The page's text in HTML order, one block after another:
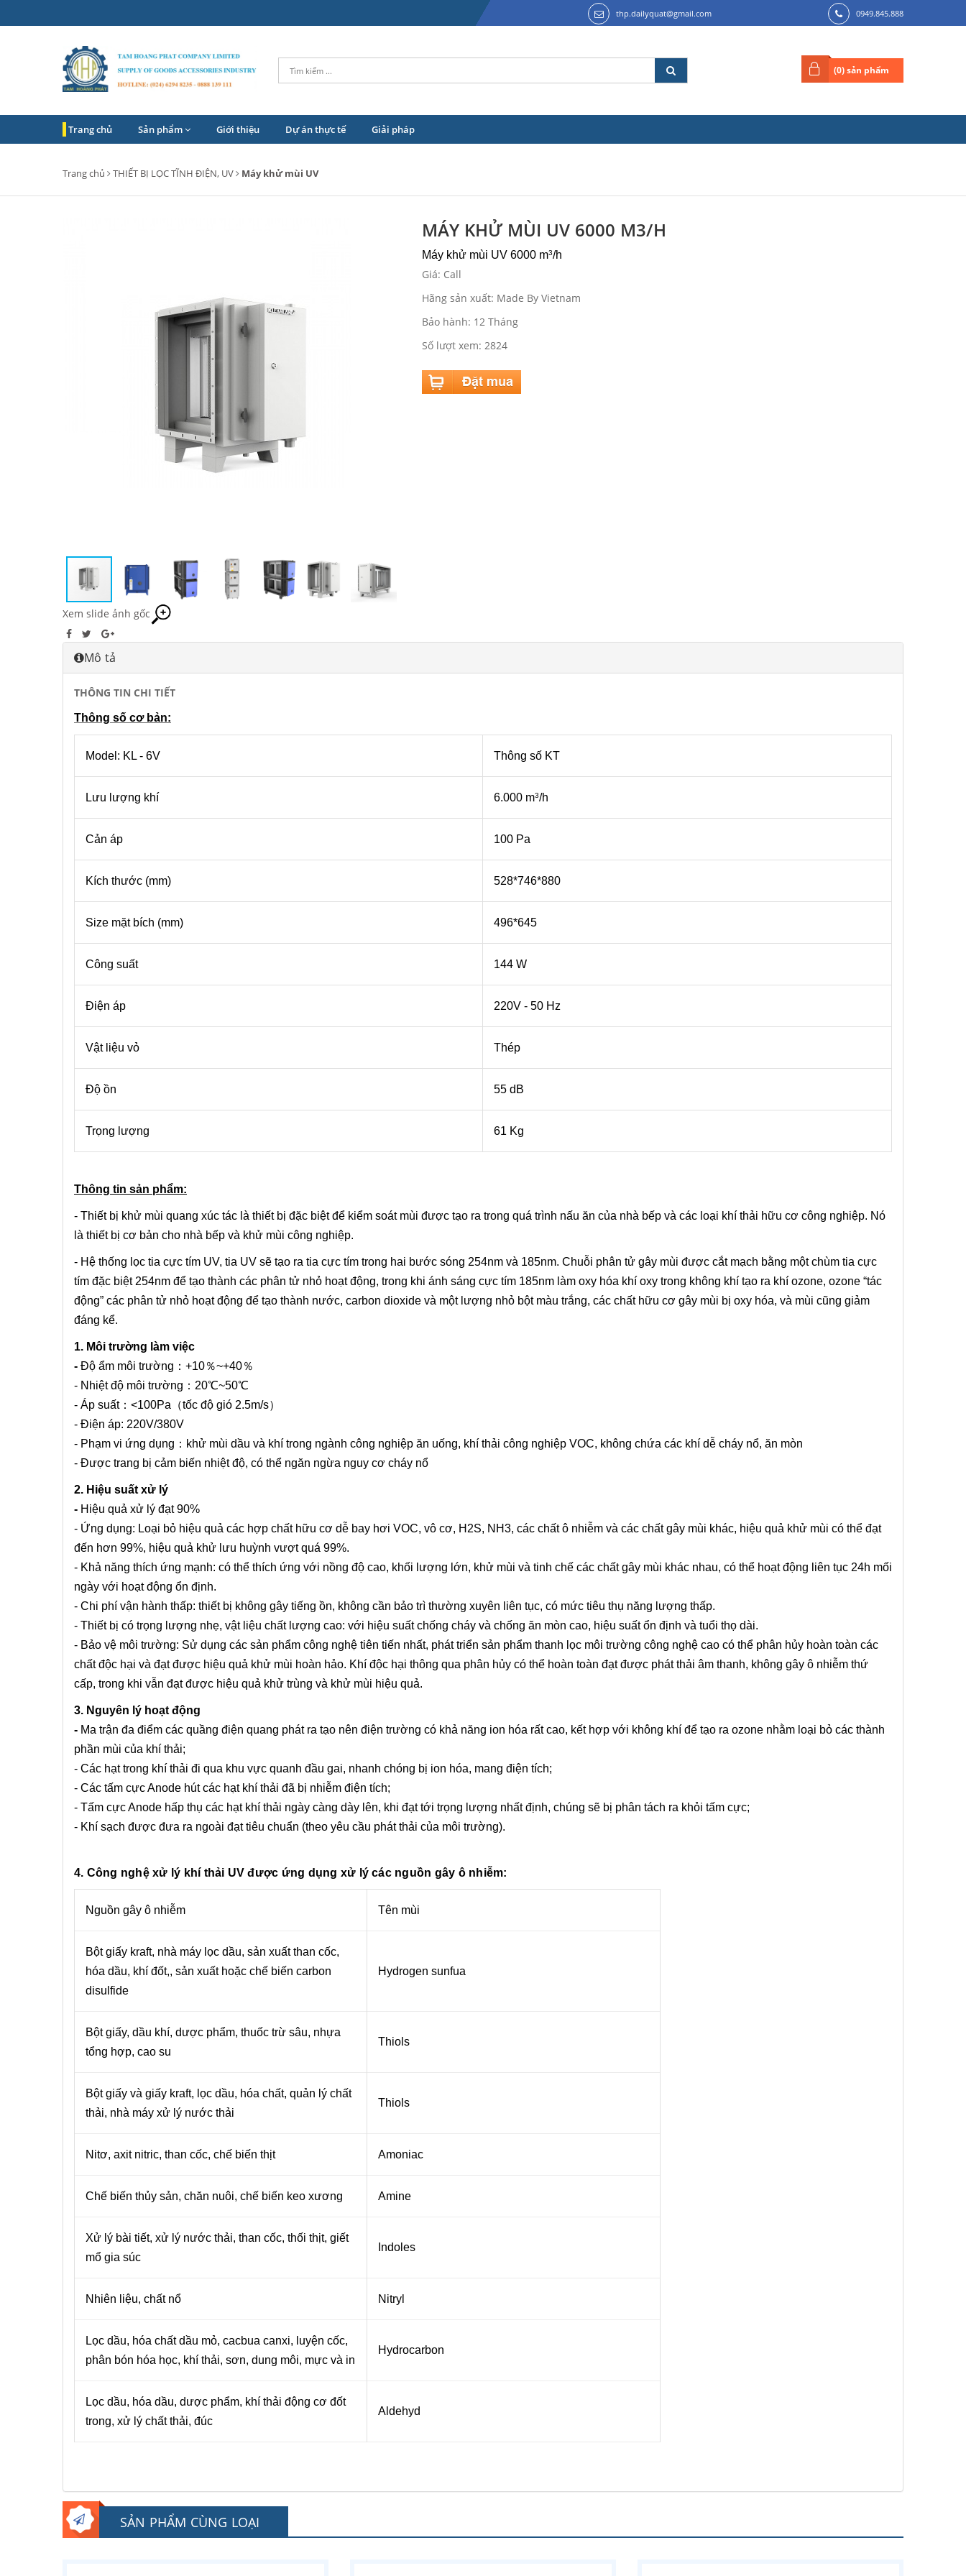
thp.dailyquat@gmail.com 0949.845.888
(0) sản phẩm
Trang chủ Sản phẩm Giới thiệu Dự án thực tế Giải pháp
Trang chủ THIẾT BỊ LỌC TĨNH ĐIỆN, UV Máy khử mùi UV
Xem slide ảnh gốc
MÁY KHỬ MÙI UV 6000 M3/H
Máy khử mùi UV 6000 m3/h
Giá: Call
Hãng sản xuất: Made By Vietnam
Bảo hành: 12 Tháng
Số lượt xem: 2824
Mô tả
THÔNG TIN CHI TIẾT
Thông số cơ bản:
Model: KL - 6V Thông số KT
Lưu lượng khí 6.000 m3/h
Cản áp 100 Pa
Kích thước (mm) 528*746*880
Size mặt bích (mm) 496*645
Công suất 144 W
Điện áp 220V - 50 Hz
Vật liệu vỏ Thép
Độ ồn 55 dB
Trọng lượng 61 Kg
Thông tin sản phẩm:
- Thiết bị khử mùi quang xúc tác là thiết bị đặc biệt để kiểm soát mùi được tạo ra trong quá trình nấu ăn của nhà bếp và các loại khí thải hữu cơ công nghiệp. Nó
là thiết bị cơ bản cho nhà bếp và khử mùi công nghiệp.
- Hệ thống lọc tia cực tím UV, tia UV sẽ tạo ra tia cực tím trong hai bước sóng 254nm và 185nm. Chuỗi phân tử gây mùi được cắt mạch bằng một chùm tia cực
tím đặc biệt 254nm để tạo thành các phân tử nhỏ hoạt động, trong khi ánh sáng cực tím 185nm làm oxy hóa khí oxy trong không khí tạo ra khí ozone, ozone “tác
động” các phân tử nhỏ hoạt động để tạo thành nước, carbon dioxide và một lượng nhỏ bột màu trắng, các chất hữu cơ gây mùi bị oxy hóa, và mùi cũng giảm
đáng kể.
1. Môi trường làm việc​​​​​​​​​​​​​​​​​​​​​​​​​​​​
- Độ ẩm môi trường：+10％~+40％
- Nhiệt độ môi trường：20℃~50℃
- Áp suất：<100Pa（tốc độ gió 2.5m/s）
- Điện áp: 220V/380V
- Phạm vi ứng dụng：khử mùi dầu và khí trong ngành công nghiệp ăn uống, khí thải công nghiệp VOC, không chứa các khí dễ cháy nổ, ăn mòn
- Được trang bị cảm biến nhiệt độ, có thể ngăn ngừa nguy cơ cháy nổ
2. Hiệu suất xử lý
- Hiệu quả xử lý đạt 90%
- Ứng dụng: Loại bỏ hiệu quả các hợp chất hữu cơ dễ bay hơi VOC, vô cơ, H2S, NH3, các chất ô nhiễm và các chất gây mùi khác, hiệu quả khử mùi có thể đạt
đến hơn 99%, hiệu quả khử lưu huỳnh vượt quá 99%.
- Khả năng thích ứng mạnh: có thể thích ứng với nồng độ cao, khối lượng lớn, khử mùi và tinh chế các chất gây mùi khác nhau, có thể hoạt động liên tục 24h mối
ngày với hoạt động ổn định.
- Chi phí vận hành thấp: thiết bị không gây tiếng ồn, không cần bảo trì thường xuyên liên tục, có mức tiêu thụ năng lượng thấp.
- Thiết bị có trọng lượng nhẹ, vật liệu chất lượng cao: với hiệu suất chống cháy và chống ăn mòn cao, hiệu suất ổn định và tuổi thọ dài.
- Bảo vệ môi trường: Sử dụng các sản phẩm công nghệ tiên tiến nhất, phát triển sản phẩm thanh lọc môi trường công nghệ cao có thể phân hủy hoàn toàn các
chất độc hại và đạt được hiệu quả khử mùi hoàn hảo. Khí độc hại thông qua phân hủy có thể hoàn toàn đạt được phát thải âm thanh, không gây ô nhiễm thứ
cấp, trong khi vẫn đạt được hiệu quả khử trùng và khử mùi hiệu quả.
3. Nguyên lý hoạt động
- Ma trận đa điểm các quầng điện quang phát ra tạo nên điện trường có khả năng ion hóa rất cao, kết hợp với không khí để tạo ra ozone nhằm loại bỏ các thành
phần mùi của khí thải;
- Các hạt trong khí thải đi qua khu vực quanh đầu gai, nhanh chóng bị ion hóa, mang điện tích;
- Các tấm cực Anode hút các hạt khí thải đã bị nhiễm điện tích;
- Tấm cực Anode hấp thụ các hạt khí thải ngày càng dày lên, khi đạt tới trọng lượng nhất định, chúng sẽ bị phân tách ra khỏi tấm cực;
- Khí sạch được đưa ra ngoài đạt tiêu chuẩn (theo yêu cầu phát thải của môi trường).
4. Công nghệ xử lý khí thải UV được ứng dụng xử lý các nguồn gây ô nhiễm:
Nguồn gây ô nhiễm Tên mùi
Bột giấy kraft, nhà máy lọc dầu, sản xuất than cốc,
hóa dầu, khí đốt,, sản xuất hoặc chế biến carbon
disulfide
Hydrogen sunfua
Bột giấy, dầu khí, dược phẩm, thuốc trừ sâu, nhựa
tổng hợp, cao su
Thiols
Bột giấy và giấy kraft, lọc dầu, hóa chất, quản lý chất
thải, nhà máy xử lý nước thải
Thiols
Nitơ, axit nitric, than cốc, chế biến thịt Amoniac
Chế biến thủy sản, chăn nuôi, chế biến keo xương Amine
Xử lý bài tiết, xử lý nước thải, than cốc, thối thịt, giết
mổ gia súc
Indoles
Nhiên liệu, chất nổ Nitryl
Lọc dầu, hóa chất dầu mỏ, cacbua canxi, luyện cốc,
phân bón hóa học, khí thải, sơn, dung môi, mực và in
Hydrocarbon
Lọc dầu, hóa dầu, dược phẩm, khí thải động cơ đốt
trong, xử lý chất thải, đúc
Aldehyd
SẢN PHẨM CÙNG LOẠI